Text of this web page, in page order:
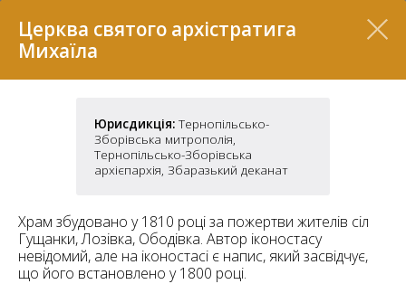
Церква святого архістратига
Михаїла
Юрисдикція: Тернопільсько-
Зборівська митрополія,
Тернопільсько-Зборівська
архієпархія, Збаразький деканат
Храм збудовано у 1810 році за пожертви жителів сіл
Гущанки, Лозівка, Ободівка. Автор іконостасу
невідомий, але на іконостасі є напис, який засвідчує,
що його встановлено у 1800 році.
7
Перелік